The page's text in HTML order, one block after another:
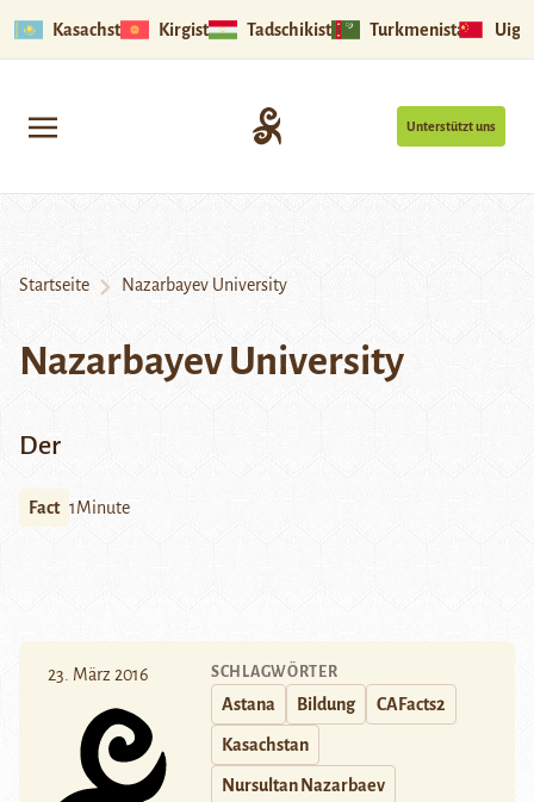
Kasachstan Kirgistan Tadschikistan Turkmenistan
Unterstützt uns
Startseite Nazarbayev University
Nazarbayev University
Der
Fact 1Minute
23. März 2016 SCHLAGWÖRTER
Astana Bildung CAFacts2
Kasachstan
Nursultan Nazarbaev